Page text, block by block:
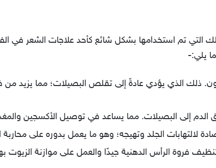
التي تم استخدامها بشكل شائع كأحد علاجات الشعر في
يلي:-
ذلك الذي يؤدي عادةً إلى تقلص البصيلات؛ مما يزيد
إلى البصيلات. مما يساعد في توصيل الأكسجين
الجلد وتهيجه؛ وهو ما يعمل بدوره على محاربة
فروة الرأس الدهنية جيدًا والعمل على موازنة الزيوت